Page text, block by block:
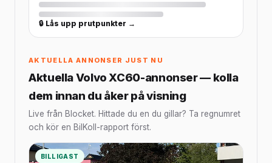
🔒 Lås upp prutpunkter →
AKTUELLA ANNONSER JUST NU
Aktuella Volvo XC60-annonser — kolla
dem innan du åker på visning
Live från Blocket. Hittade du en du gillar? Ta regnumret
och kör en BilKoll-rapport först.
BILLIGAST